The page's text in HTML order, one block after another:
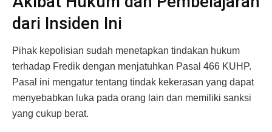
dari Insiden Ini
Pihak kepolisian sudah menetapkan tindakan hukum
terhadap Fredik dengan menjatuhkan Pasal 466 KUHP.
Pasal ini mengatur tentang tindak kekerasan yang dapat
menyebabkan luka pada orang lain dan memiliki sanksi
yang cukup berat.